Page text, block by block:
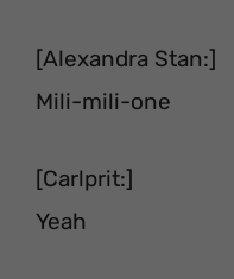
[Alexandra Stan:]
Mili-mili-one
[Carlprit:]
Yeah